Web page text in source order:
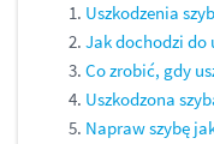
Uszkodzenia
Jak dochodzi do
Co zrobić, gdy
Uszkodzona
Napraw szybę